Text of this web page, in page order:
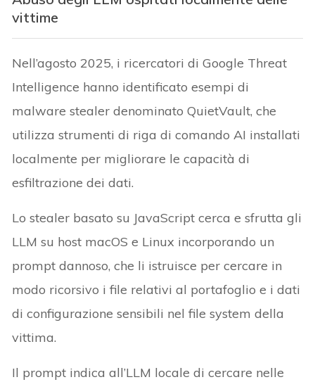
vittime
Nell’agosto 2025, i ricercatori di Google Threat
Intelligence hanno identificato esempi di
malware stealer denominato QuietVault, che
utilizza strumenti di riga di comando AI installati
localmente per migliorare le capacità di
esfiltrazione dei dati.
Lo stealer basato su JavaScript cerca e sfrutta gli
LLM su host macOS e Linux incorporando un
prompt dannoso, che li istruisce per cercare in
modo ricorsivo i file relativi al portafoglio e i dati
di configurazione sensibili nel file system della
vittima.
Il prompt indica all’LLM locale di cercare nelle